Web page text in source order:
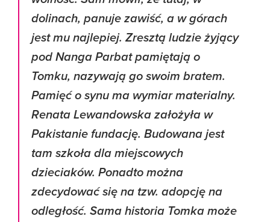
dolinach, panuje zawiść, a w górach
jest mu najlepiej. Zresztą ludzie żyjący
pod Nanga Parbat pamiętają o
Tomku, nazywają go swoim bratem.
Pamięć o synu ma wymiar materialny.
Renata Lewandowska założyła w
Pakistanie fundację. Budowana jest
tam szkoła dla miejscowych
dzieciaków. Ponadto można
zdecydować się na tzw. adopcję na
odległość. Sama historia Tomka może